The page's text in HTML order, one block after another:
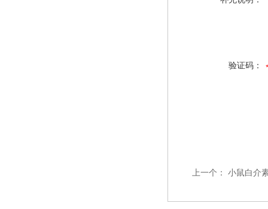
验证码：
上一个： 小鼠白介